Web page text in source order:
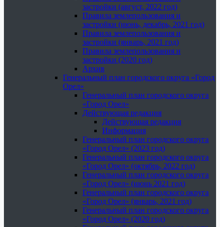
застройки (август, 2022 год)
Правила землепользования и
застройки (июнь, декабрь, 2021 год)
Правила землепользования и
застройки (январь, 2021 год)
Правила землепользования и
застройки (2020 год)
Архив
Генеральный план городского округа «Город
Орел»
Генеральный план городского округа
«Город Орел»
Действующая редакция
Действующая редакция
Информация
Генеральный план городского округа
«Город Орел» (2023 год)
Генеральный план городского округа
«Город Орел» (октябрь, 2022 год)
Генеральный план городского округа
«Город Орел» (июнь 2021 год)
Генеральный план городского округа
«Город Орел» (январь, 2021 год)
Генеральный план городского округа
«Город Орел» (2020 год)